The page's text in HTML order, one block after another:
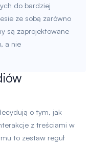
do bardziej
ze sobą zarówno
są zaprojektowane
a nie
o tym, jak
z treściami w
to zestaw reguł